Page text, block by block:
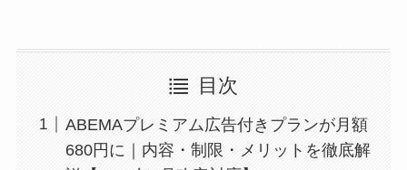
目次
ABEMAプレミアム広告付きプランが月額
680円に｜内容・制限・メリットを徹底解